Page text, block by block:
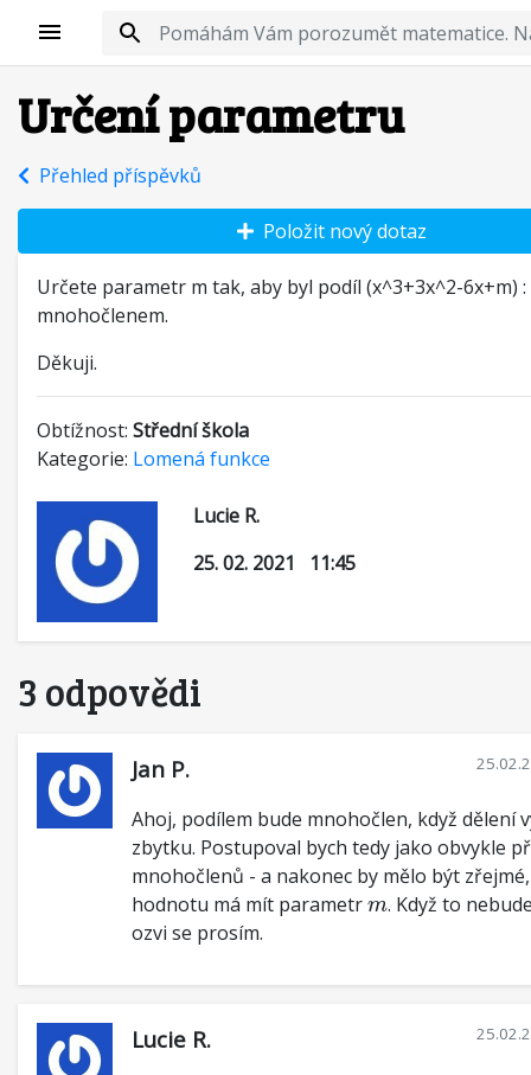
Určení parametru
Přehled příspěvků
Určete parametr m tak, aby byl podíl (x^3+3x^2-6x+m) :
mnohočlenem.
Děkuji.
Obtížnost: Střední škola
Kategorie: Lomená funkce
Lucie R.
25. 02. 2021 11:45
3 odpovědi
Jan P.
Ahoj, podílem bude mnohočlen, když dělení
zbytku. Postupoval bych tedy jako obvykle
mnohočlenů - a nakonec by mělo být
hodnotu má mít parametr m
m. Když to
ozvi se prosím.
Lucie R.
Položit nový dotaz